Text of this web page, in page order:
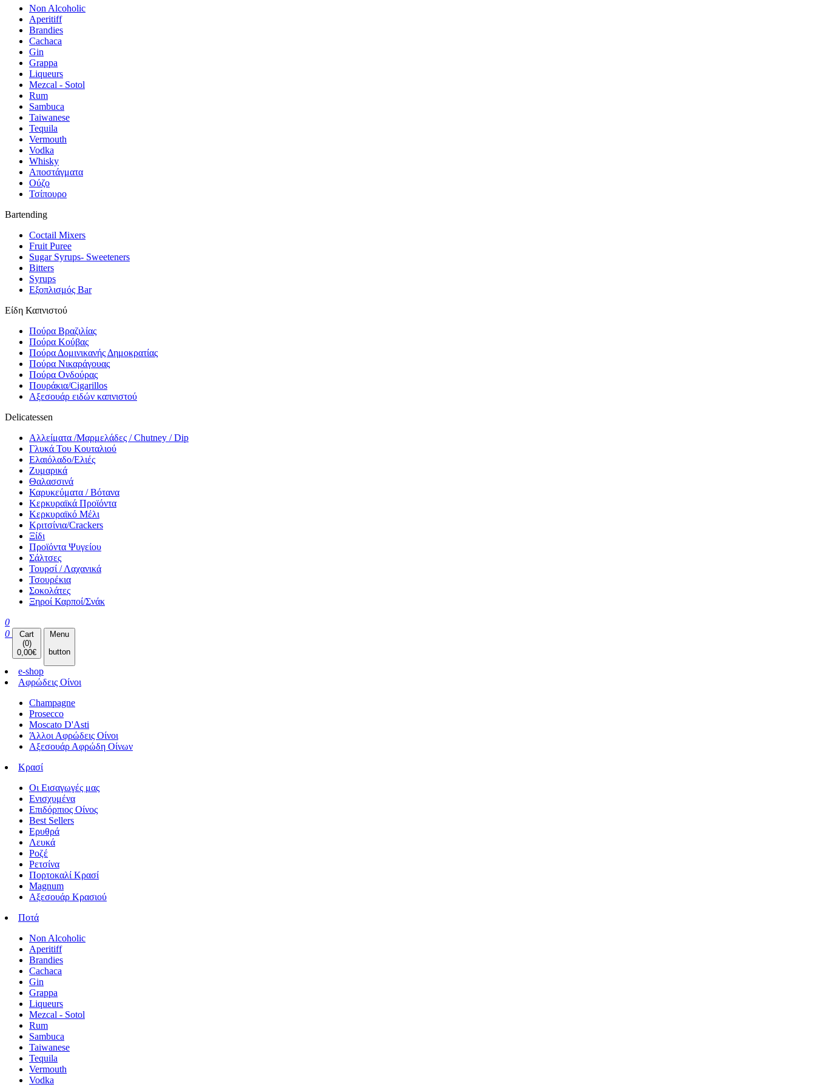
Non Alcoholic
Aperitiff
Brandies
Cachaca
Gin
Grappa
Liqueurs
Mezcal - Sotol
Rum
Sambuca
Taiwanese
Tequila
Vermouth
Vodka
Whisky
Αποστάγματα
Ούζο
Τσίπουρο
Bartending
Coctail Mixers
Fruit Puree
Sugar Syrups- Sweeteners
Bitters
Syrups
Εξοπλισμός Bar
Είδη Καπνιστού
Πούρα Βραζιλίας
Πούρα Κούβας
Πούρα Δομινικανής Δημοκρατίας
Πούρα Νικαράγουας
Πούρα Ονδούρας
Πουράκια/Cigarillos
Αξεσουάρ ειδών καπνιστού
Delicatessen
Αλλείματα /Μαρμελάδες / Chutney / Dip
Γλυκά Του Κουταλιού
Ελαιόλαδο/Ελιές
Ζυμαρικά
Θαλασσινά
Καρυκεύματα / Βότανα
Κερκυραϊκά Προϊόντα
Κερκυραϊκό Μέλι
Κριτσίνια/Crackers
Ξίδι
Προϊόντα Ψυγείου
Σάλτσες
Τουρσί / Λαχανικά
Τσουρέκια
Σοκολάτες
Ξηροί Καρποί/Σνάκ
0
0
Cart
(0)
0,00€
Menu
button
e-shop
Αφρώδεις Οίνοι
Champagne
Prosecco
Moscato D'Asti
Άλλοι Αφρώδεις Οίνοι
Αξεσουάρ Αφρώδη Οίνων
Κρασί
Οι Εισαγωγές μας
Ενισχυμένα
Επιδόρπιος Οίνος
Best Sellers
Ερυθρά
Λευκά
Ροζέ
Ρετσίνα
Πορτοκαλί Κρασί
Magnum
Αξεσουάρ Κρασιού
Ποτά
Non Alcoholic
Aperitiff
Brandies
Cachaca
Gin
Grappa
Liqueurs
Mezcal - Sotol
Rum
Sambuca
Taiwanese
Tequila
Vermouth
Vodka